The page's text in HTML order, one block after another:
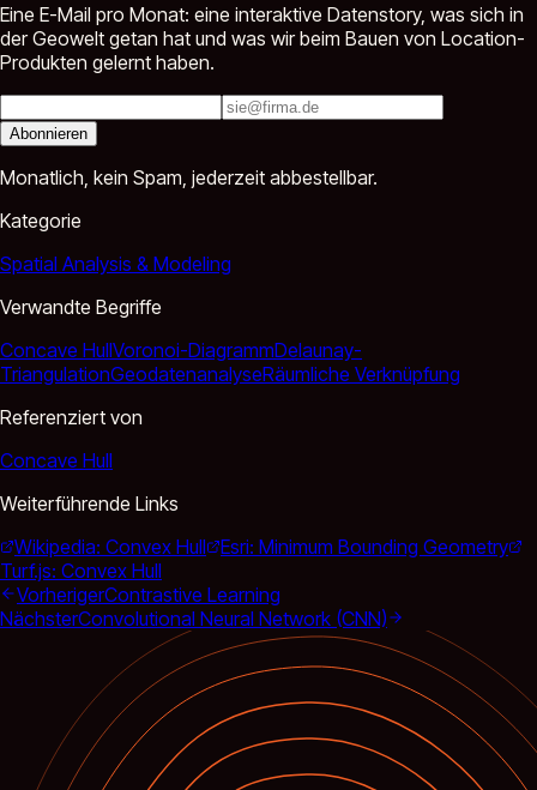
Eine E-Mail pro Monat: eine interaktive Datenstory, was sich in
der Geowelt getan hat und was wir beim Bauen von Location-
Produkten gelernt haben.
Abonnieren
Monatlich, kein Spam, jederzeit abbestellbar.
Kategorie
Spatial Analysis & Modeling
Verwandte Begriffe
Concave HullVoronoi-DiagrammDelaunay-
TriangulationGeodatenanalyseRäumliche Verknüpfung
Referenziert von
Concave Hull
Weiterführende Links
Wikipedia: Convex Hull
Esri: Minimum Bounding Geometry
Turf.js: Convex Hull
VorherigerContrastive Learning
NächsterConvolutional Neural Network (CNN)